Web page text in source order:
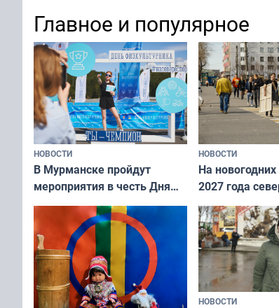
коренных народов мира
Главное и популярное
НОВОСТИ
В Мурманске пройдут
мероприятия в честь Дня
физкультурника
НОВОСТИ
На
2027 года
отдыхать 11
НОВОСТИ